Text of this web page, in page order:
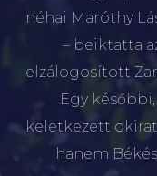
néhai Maróthy
– beiktatta
elzálogosított
Egy
keletkezett
hanem